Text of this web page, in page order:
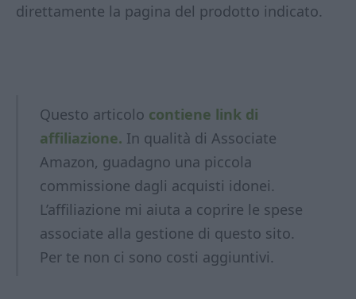
direttamente la pagina del prodotto indicato.
Questo articolo contiene link di
affiliazione. In qualità di Associate
Amazon, guadagno una piccola
commissione dagli acquisti idonei.
L’affiliazione mi aiuta a coprire le spese
associate alla gestione di questo sito.
Per te non ci sono costi aggiuntivi.